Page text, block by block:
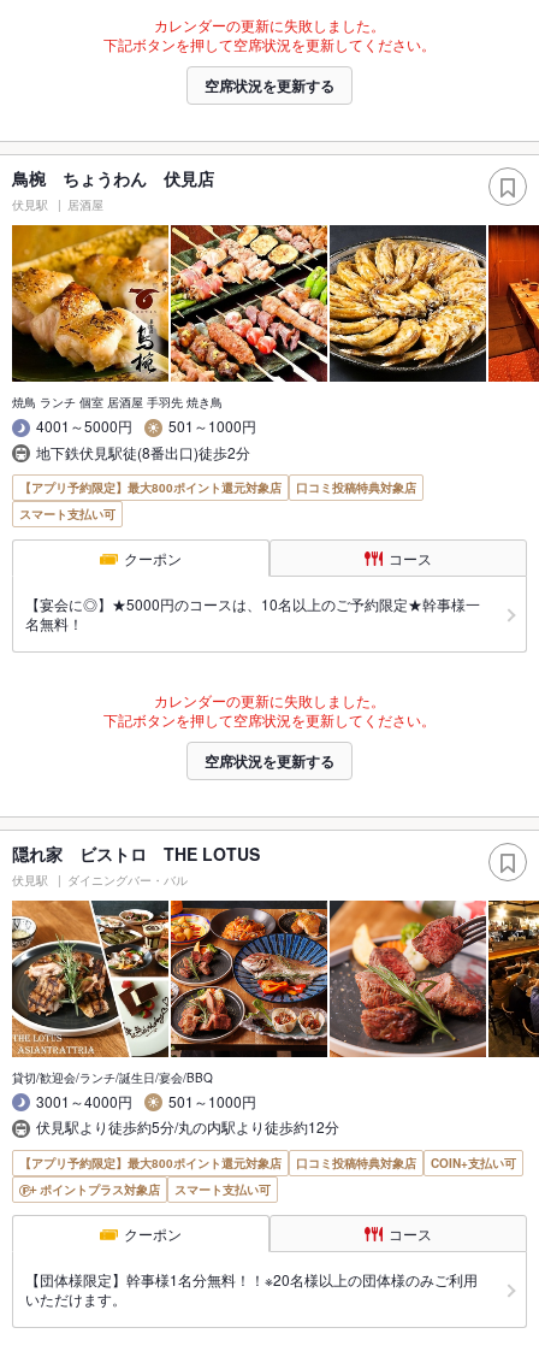
カレンダーの更新に失敗しました。
下記ボタンを押して空席状況を更新してください。
空席状況を更新する
鳥椀 ちょうわん 伏見店
伏見駅 居酒屋
焼鳥 ランチ 個室 居酒屋 手羽先 焼き鳥
4001～5000円
501～1000円
地下鉄伏見駅徒(8番出口)徒歩2分
【アプリ予約限定】最大800ポイント還元対象店
口コミ投稿特典対象店
スマート支払い可
クーポン コース
【宴会に◎】★5000円のコースは、10名以上のご予約限定★幹事様一
名無料！
カレンダーの更新に失敗しました。
下記ボタンを押して空席状況を更新してください。
空席状況を更新する
隠れ家 ビストロ THE LOTUS
伏見駅 ダイニングバー・バル
貸切/歓迎会/ランチ/誕生日/宴会/BBQ
3001～4000円
501～1000円
伏見駅より徒歩約5分/丸の内駅より徒歩約12分
【アプリ予約限定】最大800ポイント還元対象店 口コミ投稿特典対象店
COIN+支払い可
ポイントプラス対象店
スマート支払い可
クーポン コース
【団体様限定】幹事様1名分無料！！※20名様以上の団体様のみご利用
いただけます。